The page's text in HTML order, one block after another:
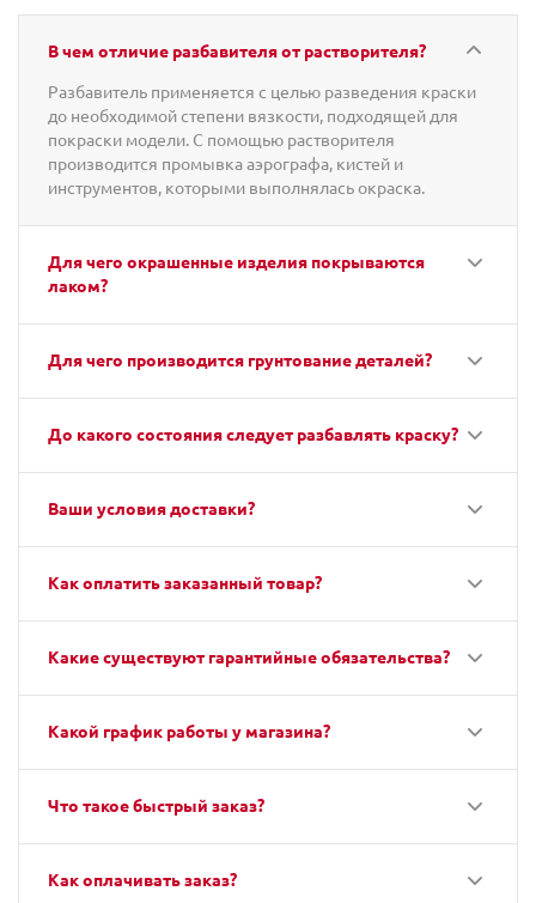
В чем отличие разбавителя от растворителя?
Разбавитель применяется с целью разведения краски
до необходимой степени вязкости, подходящей для
покраски модели. С помощью растворителя
производится промывка аэрографа, кистей и
инструментов, которыми выполнялась окраска.
Для чего окрашенные изделия покрываются
лаком?
Для чего производится грунтование деталей?
До какого состояния следует разбавлять краску?
Ваши условия доставки?
Как оплатить заказанный товар?
Какие существуют гарантийные обязательства?
Какой график работы у магазина?
Что такое быстрый заказ?
Как оплачивать заказ?